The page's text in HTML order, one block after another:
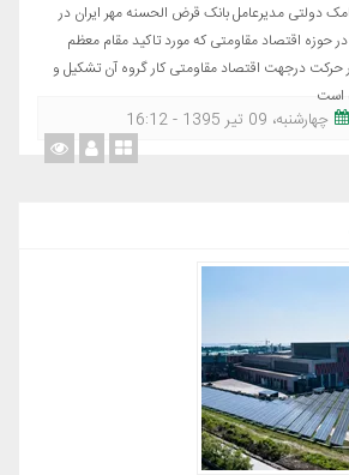
دولتی مدیرعامل بانک قرض الحسنه مهر ایران در
حوزه اقتصاد مقاومتی که مورد تاکید مقام معظم
درجهت اقتصاد مقاومتی کار گروه آن تشکیل و
است
چهارشنبه، 09 تیر 1395 - 16:12